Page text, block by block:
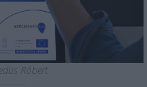
Róbert